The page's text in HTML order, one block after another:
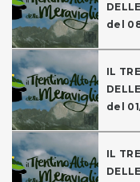
del
IL
del
IL